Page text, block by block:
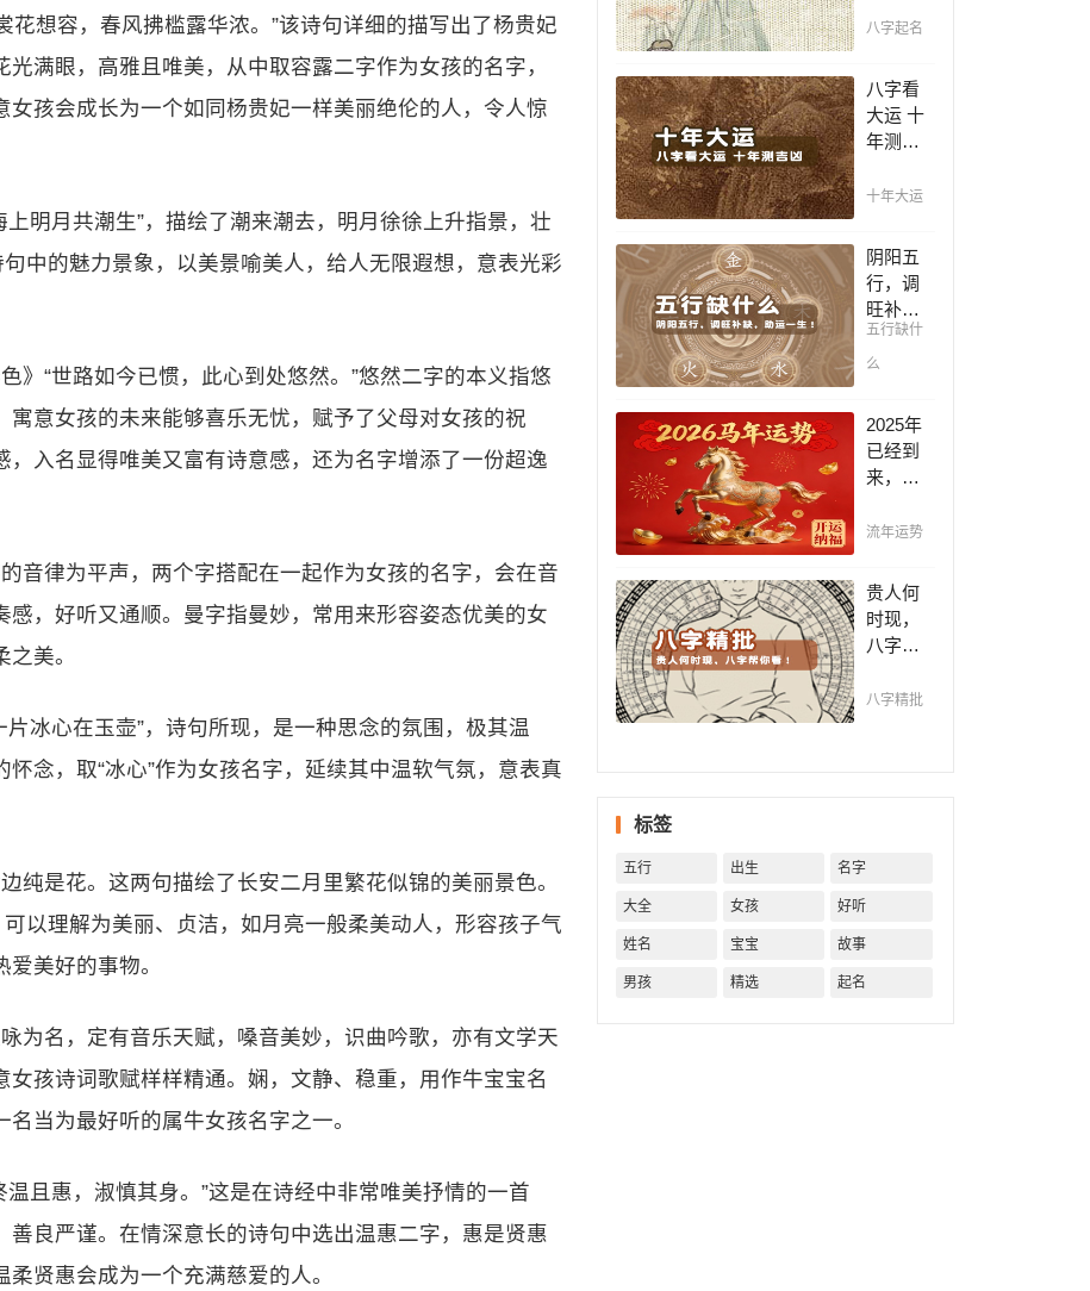
花想容，春风拂槛露华浓。”该诗句详细的描写出了杨贵妃
满眼，高雅且唯美，从中取容露二字作为女孩的名字，
孩会成长为一个如同杨贵妃一样美丽绝伦的人，令人惊
明月共潮生”，描绘了潮来潮去，明月徐徐上升指景，壮
中的魅力景象，以美景喻美人，给人无限遐想，意表光彩
》“世路如今已惯，此心到处悠然。”悠然二字的本义指悠
意女孩的未来能够喜乐无忧，赋予了父母对女孩的祝
入名显得唯美又富有诗意感，还为名字增添了一份超逸
音律为平声，两个字搭配在一起作为女孩的名字，会在音
，好听又通顺。曼字指曼妙，常用来形容姿态优美的女
美。
冰心在玉壶”，诗句所现，是一种思念的氛围，极其温
念，取“冰心”作为女孩名字，延续其中温软气氛，意表真
纯是花。这两句描绘了长安二月里繁花似锦的美丽景色。
以理解为美丽、贞洁，如月亮一般柔美动人，形容孩子气
美好的事物。
为名，定有音乐天赋，嗓音美妙，识曲吟歌，亦有文学天
孩诗词歌赋样样精通。娴，文静、稳重，用作牛宝宝名
当为最好听的属牛女孩名字之一。
且惠，淑慎其身。”这是在诗经中非常唯美抒情的一首
良严谨。在情深意长的诗句中选出温惠二字，惠是贤惠
贤惠会成为一个充满慈爱的人。
顺！
赐子千
如教子
一艺；
教子一
艺，不
好名！
八字起名
八字看
大运 十
年测吉
年一运
凶，未
来命运
全知
晓。
十年大运
阴阳五
行，调
旺补
缺，助
运一
晓五
行，把
控起伏
波澜，
缺，助
一生！
五行缺什
么
2025年
已经到
来，如
把握先
吉避
凶，不
走弯
路，点
查看！
流年运势
贵人何
时现，
八字帮
平阴阳
八字精批
标签
五行 出生 名字
大全 女孩 好听
姓名 宝宝 故事
男孩 精选 起名